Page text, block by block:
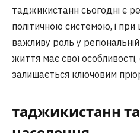
таджикистанн сьогодні є
політичною системою, і
важливу роль у
життя має свої особливості,
залишається ключовим
таджикистанн